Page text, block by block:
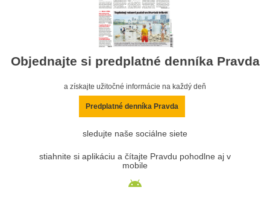
Objednajte si predplatné denníka Pravda
a získajte užitočné informácie na každý deň
Predplatné denníka Pravda
sledujte naše sociálne siete
stiahnite si aplikáciu a čítajte Pravdu pohodlne aj v
mobile